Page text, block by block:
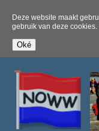
Deze website maakt
gebruik van deze cookies.